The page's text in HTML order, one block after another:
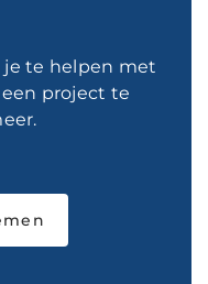
je te helpen met
project te